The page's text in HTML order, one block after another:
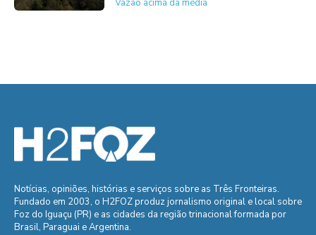
Vazão acima da média
Notícias, opiniões, histórias e serviços sobre as Três Fronteiras.
Fundado em 2003, o H2FOZ produz jornalismo original e local sobre
Foz do Iguaçu (PR) e as cidades da região trinacional formada por
Brasil, Paraguai e Argentina.